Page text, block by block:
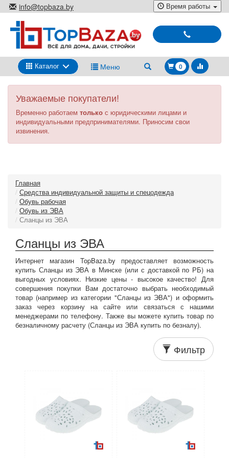
Перейти
к
основному
содержанию
Время работы
info@topbaza.by
г.Минск, ул. Радиальная, 40,
каб. 707-5
Выбирай
ипокупай
Каталог Меню 0
Уважаемые покупатели!
Временно работаем только с юридическими лицами и
индивидуальными предпринимателями. Приносим свои
извинения.
Главная
Средства индивидуальной защиты и спецодежда
Обувь рабочая
Обувь из ЭВА
Сланцы из ЭВА
Сланцы из ЭВА
Интернет магазин TopBaza.by предоставляет возможность
купить Сланцы из ЭВА в Минске (или с доставкой по РБ) на
выгодных условиях. Низкие цены - высокое качество! Для
совершения покупки Вам достаточно выбрать необходимый
товар (например из категории "Сланцы из ЭВА") и оформить
заказ через корзину на сайте или связаться с нашими
менеджерами по телефону. Также вы можете купить товар по
безналичному расчету (Сланцы из ЭВА купить по безналу).
Фильтр